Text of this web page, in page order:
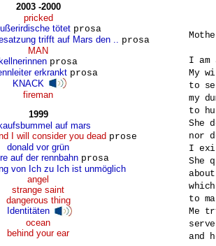
2003 -2000
pricked
tötet prosa
trifft auf Mars den ..
prosa
MAN
prosa
erkrankt prosa
KNACK
fireman
1999
auf mars
I will consider you dead prose
donald vor grün
auf der rennbahn prosa
von Ich zu Ich ist unmöglich
angel
strange saint
dangerous thing
Identitäten
ocean
behind your ear
I am
My
to
my
to
She
nor
I
She
to
Me
and